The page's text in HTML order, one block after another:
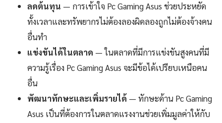
ลดต้นทุน — การเข้าใจ Pc Gaming Asus ช่วยประหยัด
ทั้งเวลาและทรัพยากรไม่ต้องลองผิดลองถูกไม่ต้องจ้างคน
อื่นทำ
แข่งขันได้ในตลาด — ในตลาดที่มีการแข่งขันสูงคนที่มี
ความรู้เรื่อง Pc Gaming Asus จะมีข้อได้เปรียบเหนือคน
อื่น
พัฒนาทักษะและเพิ่มรายได้ — ทักษะด้าน Pc Gaming
Asus เป็นที่ต้องการในตลาดแรงงานช่วยเพิ่มมูลค่าให้กับ